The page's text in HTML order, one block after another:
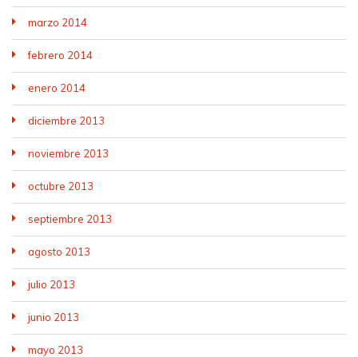
marzo 2014
febrero 2014
enero 2014
diciembre 2013
noviembre 2013
octubre 2013
septiembre 2013
agosto 2013
julio 2013
junio 2013
mayo 2013